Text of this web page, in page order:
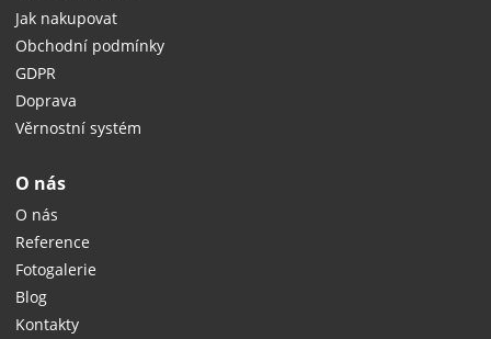
Jak nakupovat
Obchodní podmínky
GDPR
Doprava
Věrnostní systém
O nás
O nás
Reference
Fotogalerie
Blog
Kontakty